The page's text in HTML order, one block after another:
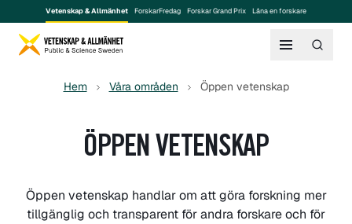
Vetenskap & Allmänhet ForskarFredag Forskar Grand Prix Låna en forskare
Hem Våra områden Öppen vetenskap
ÖPPEN VETENSKAP
Öppen vetenskap handlar om att göra forskning mer
tillgänglig och transparent för andra forskare och för